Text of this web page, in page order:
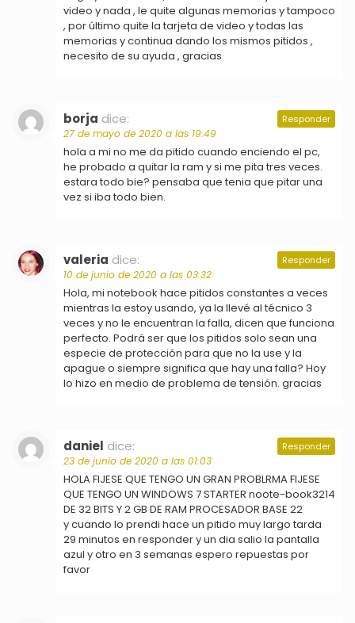
video y nada , le quite algunas memorias y tampoco
, por último quite la tarjeta de video y todas las
memorias y continua dando los mismos pitidos ,
necesito de su ayuda , gracias
borja dice:
27 de mayo de 2020 a las 19:49
hola a mi no me da pitido cuando enciendo el pc,
he probado a quitar la ram y si me pita tres veces.
estara todo bie? pensaba que tenia que pitar una
vez si iba todo bien.
Responder
valeria dice:
10 de junio de 2020 a las 03:32
Hola, mi notebook hace pitidos constantes a veces
mientras la estoy usando, ya la llevé al técnico 3
veces y no le encuentran la falla, dicen que funciona
perfecto. Podrá ser que los pitidos solo sean una
especie de protección para que no la use y la
apague o siempre significa que hay una falla? Hoy
lo hizo en medio de problema de tensión. gracias
Responder
daniel dice:
23 de junio de 2020 a las 01:03
HOLA FIJESE QUE TENGO UN GRAN PROBLRMA FIJESE
QUE TENGO UN WINDOWS 7 STARTER noote-book3214
DE 32 BITS Y 2 GB DE RAM PROCESADOR BASE 22
y cuando lo prendi hace un pitido muy largo tarda
29 minutos en responder y un dia salio la pantalla
azul y otro en 3 semanas espero repuestas por
favor
Responder